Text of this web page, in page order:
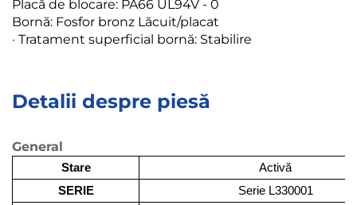
Placă de blocare: PA66 UL94V - 0
Bornă: Fosfor bronz Lăcuit/placat
· Tratament superficial bornă: Stabilire
Detalii despre piesă
General
Stare
Activă
SERIE
Serie L330001